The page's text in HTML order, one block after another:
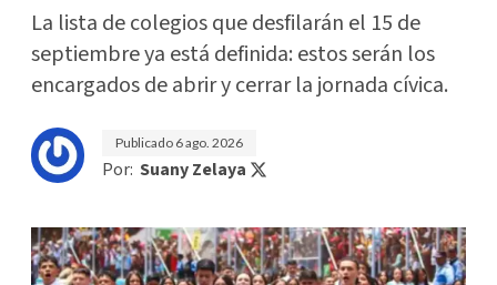
La lista de colegios que desfilarán el 15 de
septiembre ya está definida: estos serán los
encargados de abrir y cerrar la jornada cívica.
Publicado 6 ago. 2026
Por: Suany Zelaya